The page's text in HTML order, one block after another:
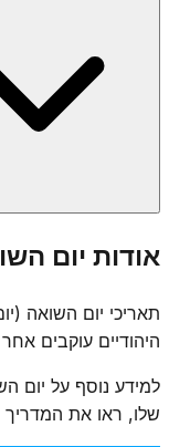
שישה אבוקות,
אין נוסח תפילה
מוסיפות תפילות
ומקיימות טקסי
רחמים" מיוחד לזכר
אמירת קינות ותפילות
אודות יום
תאריכי יום השואה
היהודיים עוקבים
למידע נוסף על יום
שלו, ראו את המדריך